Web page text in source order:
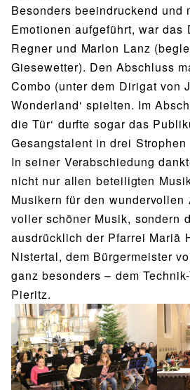
Besonders beeindruckend und
Emotionen aufgeführt, war das
Regner und Marlon Lanz
Giesewetter). Den Abschluss
Combo (unter dem Dirigat von
Wonderland‘ spielten. Im
die Tür‘ durfte sogar das
Gesangstalent in drei
In seiner Verabschiedung
nicht nur allen beteiligten
Musikern für den wundervollen
voller schöner Musik, sondern
ausdrücklich der Pfarrei Mariä
Nistertal, dem Bürgermeister
ganz besonders – dem
Pieritz.